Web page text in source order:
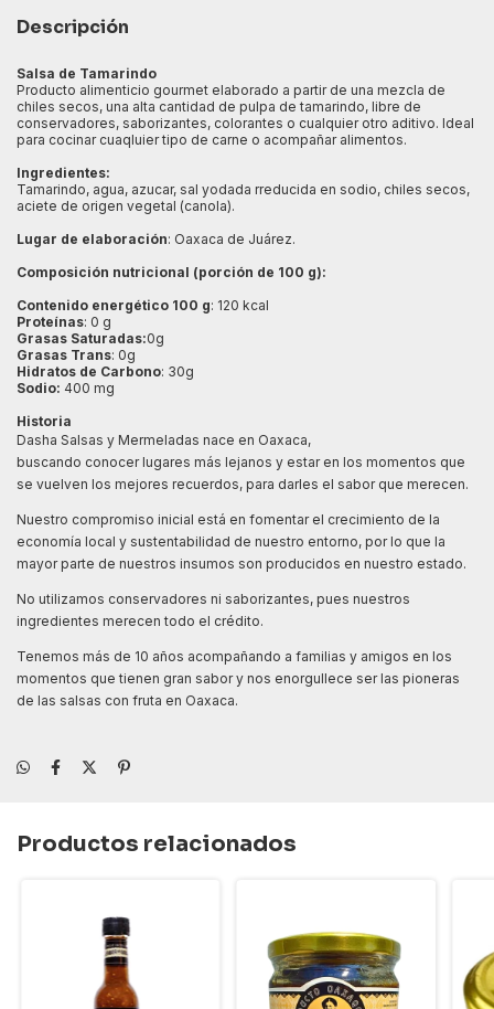
Descripción
Salsa de Tamarindo
Producto alimenticio gourmet elaborado a partir de una mezcla de
chiles secos, una alta cantidad de pulpa de tamarindo, libre de
conservadores, saborizantes, colorantes o cualquier otro aditivo. Ideal
para cocinar cuaqluier tipo de carne o acompañar alimentos.
Ingredientes:
Tamarindo, agua, azucar, sal yodada rreducida en sodio, chiles secos,
aciete de origen vegetal (canola).
Lugar de elaboración: Oaxaca de Juárez.
Composición nutricional (porción de 100 g):
Contenido energético 100 g: 120 kcal
Proteínas: 0 g
Grasas Saturadas:0g
Grasas Trans: 0g
Hidratos de Carbono: 30g
Sodio: 400 mg
Historia
Dasha Salsas y Mermeladas nace en Oaxaca,
buscando conocer lugares más lejanos y estar en los momentos que
se vuelven los mejores recuerdos, para darles el sabor que merecen.
Nuestro compromiso inicial está en fomentar el crecimiento de la
economía local y sustentabilidad de nuestro entorno, por lo que la
mayor parte de nuestros insumos son producidos en nuestro estado.
No utilizamos conservadores ni saborizantes, pues nuestros
ingredientes merecen todo el crédito.
Tenemos más de 10 años acompañando a familias y amigos en los
momentos que tienen gran sabor y nos enorgullece ser las pioneras
de las salsas con fruta en Oaxaca.
Productos relacionados